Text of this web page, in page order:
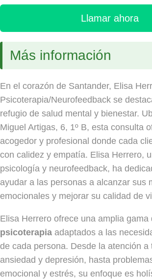
Llamar ahora
Más información
En el corazón de Santander, Elisa
Psicoterapia/Neurofeedback se
refugio de salud mental y bienestar.
Miguel Artigas, 6, 1º B, esta consulta
acogedor y profesional donde cada
con calidez y empatía. Elisa Herrero,
psicología y neurofeedback, ha
ayudar a las personas a alcanzar sus
emocionales y mejorar su calidad de
Elisa Herrero ofrece una amplia gama
psicoterapia adaptados a las
de cada persona. Desde la atención a
ansiedad y depresión, hasta
emocional y estrés, su enfoque es